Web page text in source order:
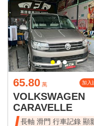
65.80 萬 加入
VOLKSWAGEN
CARAVELLE
長軸 滑門 行車記錄 顯